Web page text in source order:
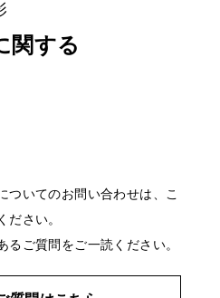
関する
ついてのお問い合わせは、こ
ださい。
るご質問をご一読ください。